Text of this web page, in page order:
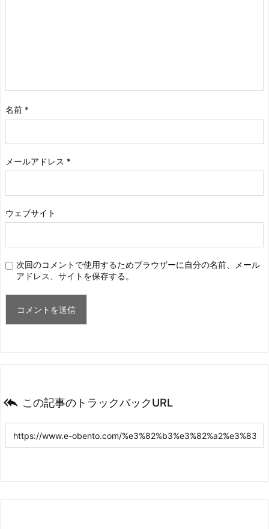
名前 *
メールアドレス *
ウェブサイト
次回のコメントで使用するためブラウザーに自分の名前、メール
アドレス、サイトを保存する。
 この記事のトラックバックURL